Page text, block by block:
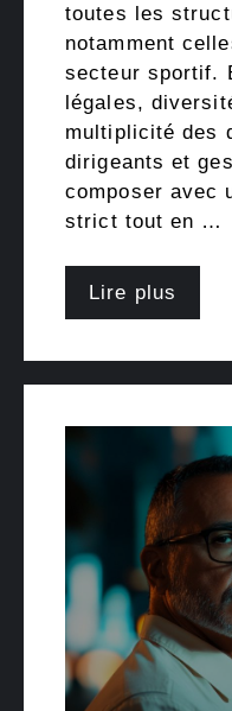
toutes les
notamment
secteur sportif.
légales,
multiplicité des
dirigeants et
composer avec
strict tout en …
Lire plus